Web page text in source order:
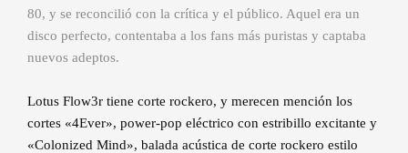
80, y se reconcilió con la crítica y el público. Aquel era un
disco perfecto, contentaba a los fans más puristas y captaba
nuevos adeptos.
Lotus Flow3r tiene corte rockero, y merecen mención los
cortes «4Ever», power-pop eléctrico con estribillo excitante y
«Colonized Mind», balada acústica de corte rockero estilo